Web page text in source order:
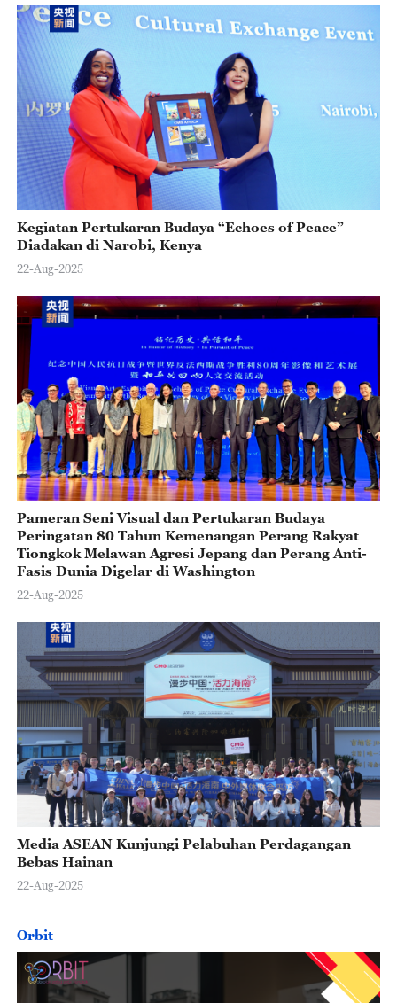
Kegiatan Pertukaran Budaya “Echoes of Peace”
Diadakan di Narobi, Kenya
22-Aug-2025
Pameran Seni Visual dan Pertukaran Budaya
Peringatan 80 Tahun Kemenangan Perang Rakyat
Tiongkok Melawan Agresi Jepang dan Perang Anti-
Fasis Dunia Digelar di Washington
22-Aug-2025
Media ASEAN Kunjungi Pelabuhan Perdagangan
Bebas Hainan
22-Aug-2025
Orbit